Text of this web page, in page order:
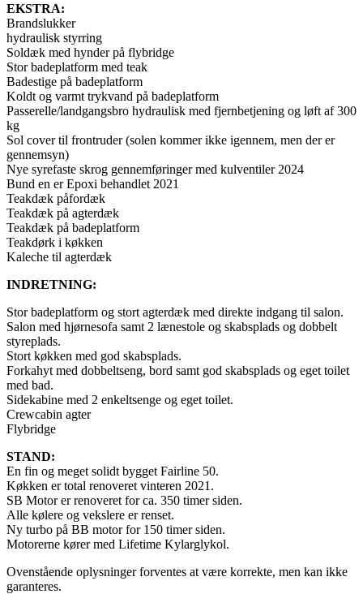
EKSTRA:
Brandslukker
hydraulisk styrring
Soldæk med hynder på flybridge
Stor badeplatform med teak
Badestige på badeplatform
Koldt og varmt trykvand på badeplatform
Passerelle/landgangsbro hydraulisk med fjernbetjening og løft af 300
kg
Sol cover til frontruder (solen kommer ikke igennem, men der er
gennemsyn)
Nye syrefaste skrog gennemføringer med kulventiler 2024
Bund en er Epoxi behandlet 2021
Teakdæk påfordæk
Teakdæk på agterdæk
Teakdæk på badeplatform
Teakdørk i køkken
Kaleche til agterdæk
INDRETNING:
Stor badeplatform og stort agterdæk med direkte indgang til salon.
Salon med hjørnesofa samt 2 lænestole og skabsplads og dobbelt
styreplads.
Stort køkken med god skabsplads.
Forkahyt med dobbeltseng, bord samt god skabsplads og eget toilet
med bad.
Sidekabine med 2 enkeltsenge og eget toilet.
Crewcabin agter
Flybridge
STAND:
En fin og meget solidt bygget Fairline 50.
Køkken er total renoveret vinteren 2021.
SB Motor er renoveret for ca. 350 timer siden.
Alle kølere og vekslere er renset.
Ny turbo på BB motor for 150 timer siden.
Motorerne kører med Lifetime Kylarglykol.
Ovenstående oplysninger forventes at være korrekte, men kan ikke
garanteres.